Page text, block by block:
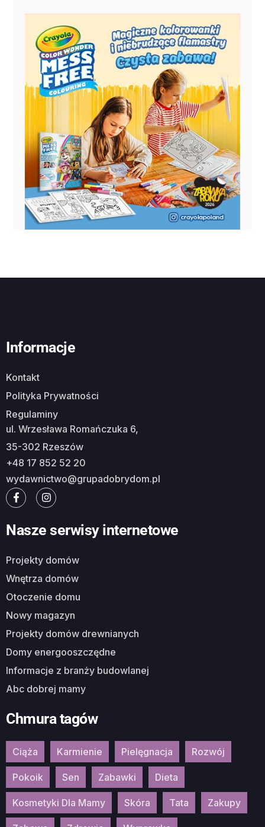
Informacje
Kontakt
Polityka Prywatności
Regulaminy
ul. Wrzesława Romańczuka 6,
35-302 Rzeszów
+48 17 852 52 20
wydawnictwo@grupadobrydom.pl
Nasze serwisy internetowe
Projekty domów
Wnętrza domów
Otoczenie domu
Nowy magazyn
Projekty domów drewnianych
Domy energooszczędne
Informacje z branży budowlanej
Abc dobrej mamy
Chmura tagów
Ciąża Karmienie Pielęgnacja Rozwój
Pokoik Sen Zabawki Dieta
Kosmetyki Dla Mamy Skóra Tata Zakupy